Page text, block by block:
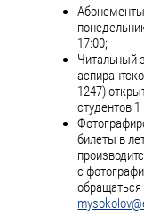
17:00;
Читальный
1247)
студентов
билеты в
с
обращаться